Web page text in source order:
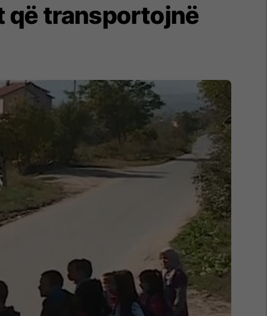
që transportojnë